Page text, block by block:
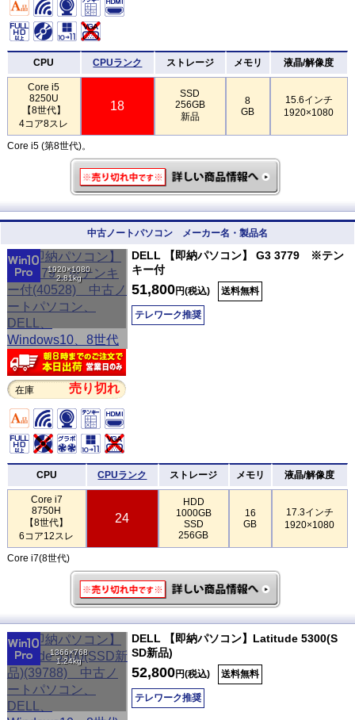
CPU CPUランク ストレージ メモリ 液晶/解像度
Core i5
8250U
【8世代】
4コア8スレ
18
SSD
256GB
新品
8
GB
15.6インチ
1920×1080
Core i5 (第8世代)。
中古ノートパソコン メーカー名・製品名
1920×1080
2.81kg
在庫 売り切れ
DELL 【即納パソコン】 G3 3779 ※テン
キー付
51,800円(税込) 送料無料
テレワーク推奨
CPU CPUランク ストレージ メモリ 液晶/解像度
Core i7
8750H
【8世代】
6コア12スレ
24
HDD
1000GB
SSD
256GB
16
GB
17.3インチ
1920×1080
Core i7(8世代)
1366×768
1.24kg
DELL 【即納パソコン】Latitude 5300(S
SD新品)
52,800円(税込) 送料無料
テレワーク推奨